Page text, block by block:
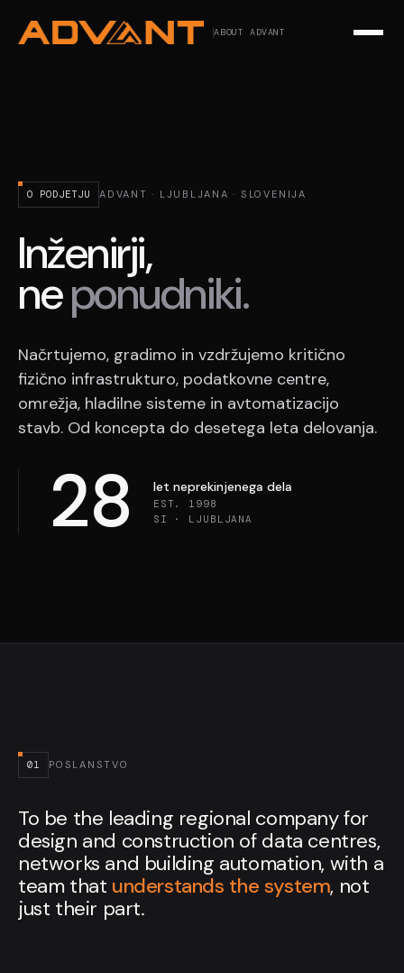
ABOUT ADVANT
O PODJETJU ADVANT · LJUBLJANA · SLOVENIJA
Inženirji,
neponudniki.
Načrtujemo, gradimo in vzdržujemo kritično
fizično infrastrukturo, podatkovne centre,
omrežja, hladilne sisteme in avtomatizacijo
stavb. Od koncepta do desetega leta delovanja.
28 let neprekinjenega dela
EST. 1998
SI · LJUBLJANA
01 POSLANSTVO
To be the leading regional company for
design and construction of data centres,
networks and building automation, with a
team that understands the system, not
just their part.